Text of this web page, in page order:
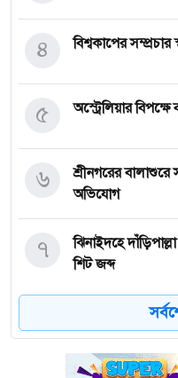
বিশ্বকাপের সম্প্রচার
৪
অস্ট্রেলিয়ার
৫
শ্রীনগরের বালাশুরে
অভিযোগ
৬
ঝিনাইদহে
শিট জব্দ
৭
ত্রয়োদশ জাতীয়